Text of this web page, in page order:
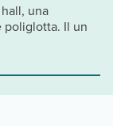
una
poliglotta. Il un